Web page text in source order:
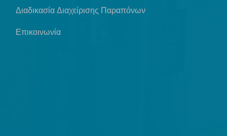
Διαδικασία Διαχείρισης Παραπόνων
Επικοινωνία